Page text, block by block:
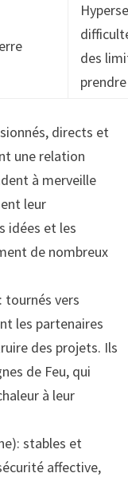
des
directs et
une relation
à merveille
leur
idées et les
de nombreux
tournés vers
les partenaires
des projets. Ils
de Feu, qui
à leur
stables et
affective,